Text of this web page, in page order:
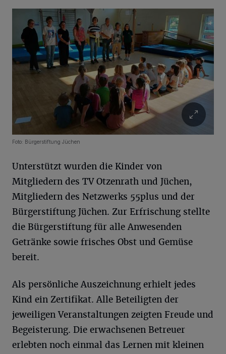
Foto: Bürgerstiftung Jüchen
Unterstützt wurden die Kinder von
Mitgliedern des TV Otzenrath und Jüchen,
Mitgliedern des Netzwerks 55plus und der
Bürgerstiftung Jüchen. Zur Erfrischung stellte
die Bürgerstiftung für alle Anwesenden
Getränke sowie frisches Obst und Gemüse
bereit.
Als persönliche Auszeichnung erhielt jedes
Kind ein Zertifikat. Alle Beteiligten der
jeweiligen Veranstaltungen zeigten Freude und
Begeisterung. Die erwachsenen Betreuer
erlebten noch einmal das Lernen mit kleinen